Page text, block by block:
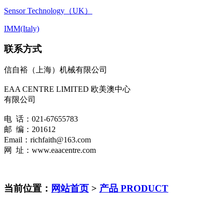
Sensor Technology（UK）
IMM(Italy)
联系方式
信自裕（上海）机械有限公司
EAA CENTRE LIMITED 欧美澳中心
有限公司
电 话：021-67655783
邮 编：201612
Email：richfaith@163.com
网 址：www.eaacentre.com
当前位置： 网站首页 > 产品 PRODUCT